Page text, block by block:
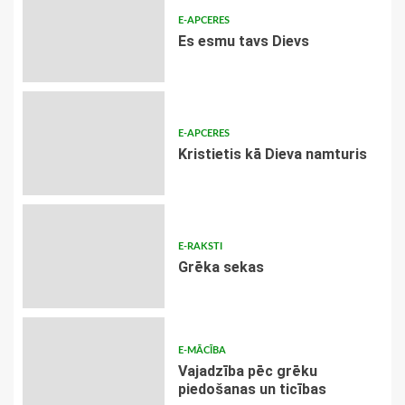
E-APCERES
Es esmu tavs Dievs
E-APCERES
Kristietis kā Dieva namturis
E-RAKSTI
Grēka sekas
E-MĀCĪBA
Vajadzība pēc grēku
piedošanas un ticības